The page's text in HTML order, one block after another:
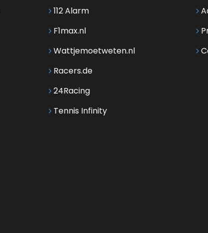
112 Alarm
F1max.nl
Wattjemoetweten.nl
Racers.de
24Racing
Tennis Infinity